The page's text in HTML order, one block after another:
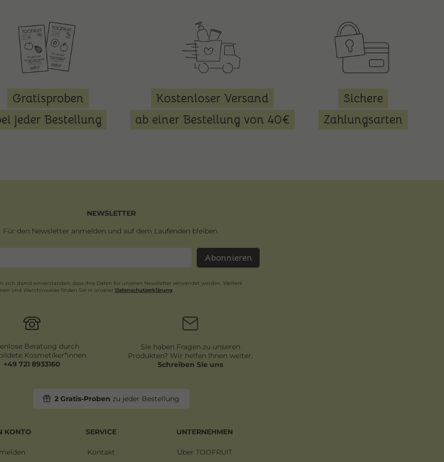
Gratisproben
jeder Bestellung
Kostenloser Versand
ab einer Bestellung von 40€
Sichere
Zahlungsarten
NEWSLETTER
Für den Newsletter anmelden und auf dem Laufenden bleiben.
Abonnieren
sich damit einverstanden, dass Ihre Daten für unseren Newsletter verwendet werden. Weitere
und Warnhinweise finden Sie in unserer Daten­schutz­erklärung
Beratung durch
Kosmetiker*innen
+49 721 8933160
Sie haben Fragen zu unseren
Produkten? Wir helfen Ihnen weiter.
Schreiben Sie uns
2 Gratis-Proben zu jeder Bestellung
KONTO SERVICE
Kontakt
UNTERNEHMEN
Über TOOFRUIT